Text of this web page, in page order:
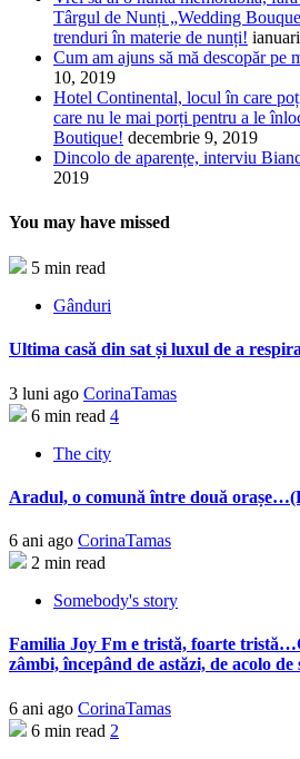
Târgul de Nunți „Wedding
trenduri în materie de nunți!
Cum am ajuns să mă descopăr pe
10, 2019
Hotel Continental, locul în care
care nu le mai porți pentru a le
Boutique! decembrie 9, 2019
Dincolo de aparențe, interviu
2019
You may have missed
5 min read
Gânduri
Ultima casă din sat și luxul de a
3 luni ago CorinaTamas
6 min read 4
The city
Aradul, o comună între două
6 ani ago CorinaTamas
2 min read
Somebody's story
Familia Joy Fm e tristă, foarte
zâmbi, începând de astăzi, de acolo de
6 ani ago CorinaTamas
6 min read 2